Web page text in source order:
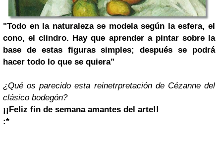
"Todo en la naturaleza se modela según la esfera, el
cono, el clindro. Hay que aprender a pintar sobre la
base de estas figuras simples; después se podrá
hacer todo lo que se quiera"
¿Qué os parecido esta reinetrpretación de Cézanne del
clásico bodegón?
¡¡Feliz fin de semana amantes del arte!!
:*